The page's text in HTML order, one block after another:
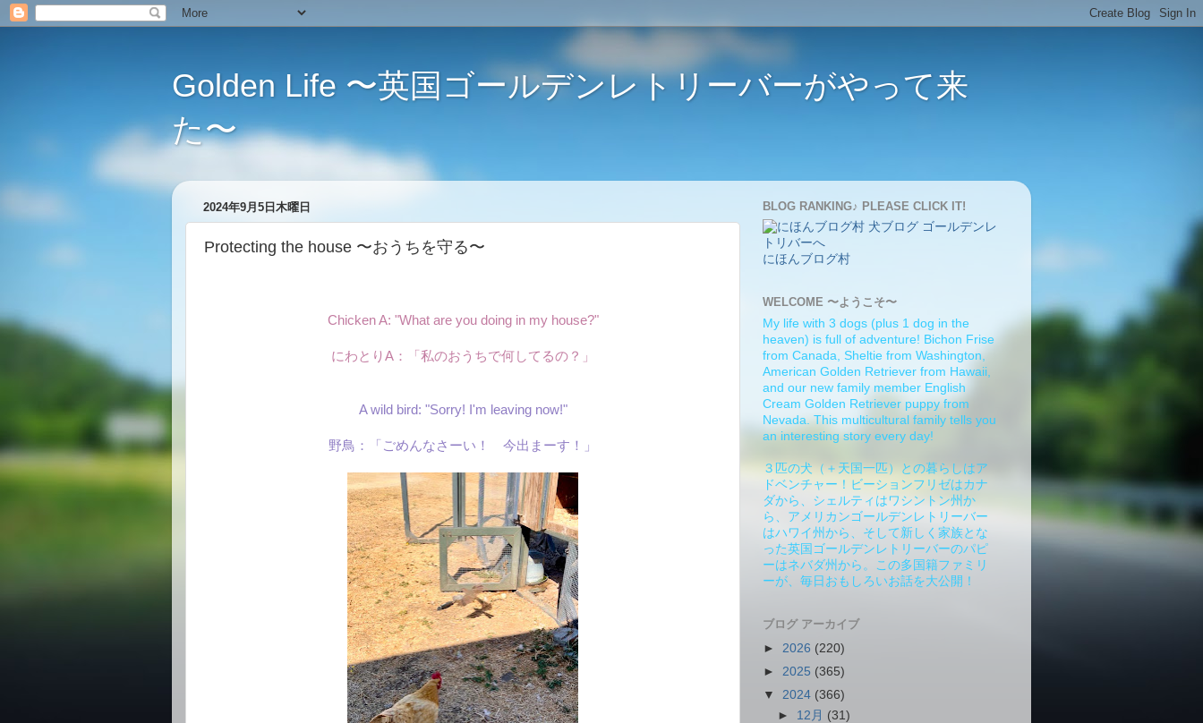
Golden Life 〜英国ゴールデンレトリーバーがやって来
た〜
2024年9月5日木曜日
Protecting the house 〜おうちを守る〜
Chicken A: "What are you doing in my house?"
にわとりA：「私のおうちで何してるの？」
A wild bird: "Sorry! I'm leaving now!"
野鳥：「ごめんなさーい！ 今出まーす！」
BLOG RANKING♪ PLEASE CLICK IT!
にほんブログ村
WELCOME 〜ようこそ〜
My life with 3 dogs (plus 1 dog in the
heaven) is full of adventure! Bichon Frise
from Canada, Sheltie from Washington,
American Golden Retriever from Hawaii,
and our new family member English
Cream Golden Retriever puppy from
Nevada. This multicultural family tells you
an interesting story every day!
３匹の犬（＋天国一匹）との暮らしはア
ドベンチャー！ビーションフリゼはカナ
ダから、シェルティはワシントン州か
ら、アメリカンゴールデンレトリーバー
はハワイ州から、そして新しく家族とな
った英国ゴールデンレトリーバーのパピ
ーはネバダ州から。この多国籍ファミリ
ーが、毎日おもしろいお話を大公開！
ブログ アーカイブ
► 2026 (220)
► 2025 (365)
▼ 2024 (366)
► 12月 (31)